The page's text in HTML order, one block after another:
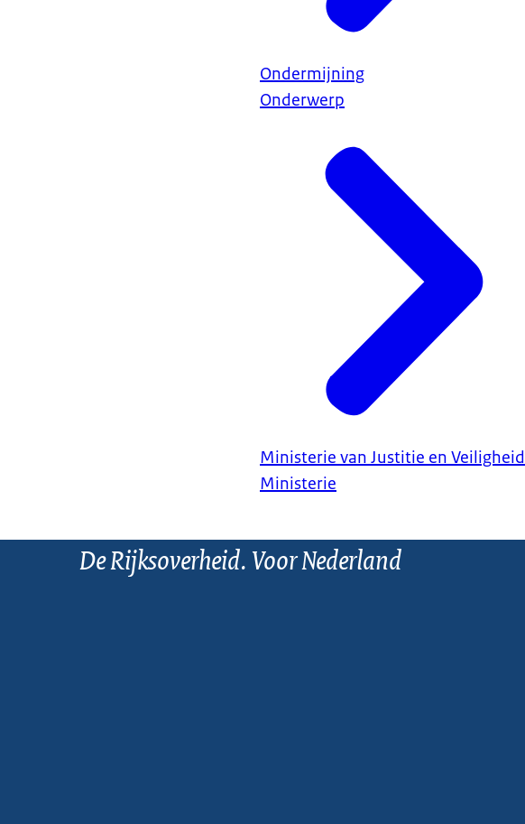
Ondermijning
Onderwerp
Ministerie van Justitie en Veiligheid
Ministerie
De Rijksoverheid. Voor Nederland